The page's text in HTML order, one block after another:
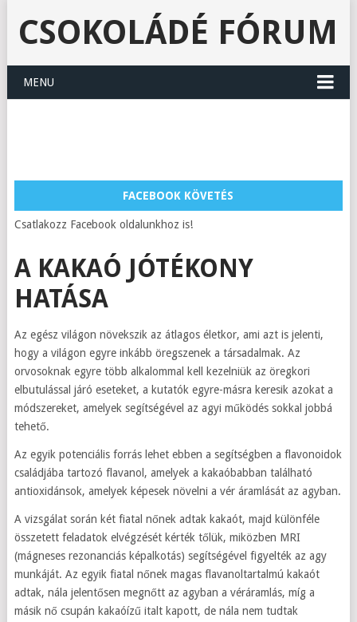
CSOKOLÁDÉ FÓRUM
MENU
FACEBOOK KÖVETÉS
Csatlakozz Facebook oldalunkhoz is!
A KAKAÓ JÓTÉKONY
HATÁSA
Az egész világon növekszik az átlagos életkor, ami azt is jelenti,
hogy a világon egyre inkább öregszenek a társadalmak. Az
orvosoknak egyre több alkalommal kell kezelniük az öregkori
elbutulással járó eseteket, a kutatók egyre-másra keresik azokat a
módszereket, amelyek segítségével az agyi működés sokkal jobbá
tehető.
Az egyik potenciális forrás lehet ebben a segítségben a flavonoidok
családjába tartozó flavanol, amelyek a kakaóbabban található
antioxidánsok, amelyek képesek növelni a vér áramlását az agyban.
A vizsgálat során két fiatal nőnek adtak kakaót, majd különféle
összetett feladatok elvégzését kérték tőlük, miközben MRI
(mágneses rezonanciás képalkotás) segítségével figyelték az agy
munkáját. Az egyik fiatal nőnek magas flavanoltartalmú kakaót
adtak, nála jelentősen megnőtt az agyban a véráramlás, míg a
másik nő csupán kakaóízű italt kapott, de nála nem tudtak